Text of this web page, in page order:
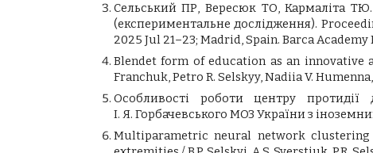
Сельський ПР, Вересюк ТО, Кармаліта ТЮ.
(експериментальне дослідження).
2025 Jul 21–23; Madrid, Spain. Barca
Blendet form of education as an innovative
Franchuk, Petro R. Selskyy, Nadiia V.
Особливості роботи центру протидії
І. Я. Горбачевського МОЗ України з
Multiparametric neural network